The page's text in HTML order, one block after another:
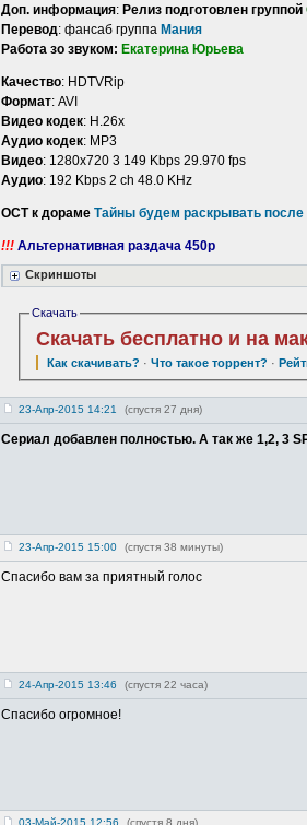
Доп. информация: Релиз подготовлен группой
Перевод: фансаб группа Мания
Работа зо звуком: Екатерина Юрьева
Качество: HDTVRip
Формат: AVI
Видео кодек: H.26x
Аудио кодек: MP3
Видео: 1280х720 3 149 Kbps 29.970 fps
Аудио: 192 Kbps 2 ch 48.0 KHz
ОСТ к дораме Тайны будем раскрывать после
!!! Альтернативная раздача 450p
Скриншоты
Скачать
Скачать бесплатно и на
Как скачивать? · Что такое торрент? ·
23-Апр-2015 14:21 (спустя 27 дня)
Сериал добавлен полностью. А так же 1,2, 3
23-Апр-2015 15:00 (спустя 38 минуты)
Спасибо вам за приятный голос
24-Апр-2015 13:46 (спустя 22 часа)
Спасибо огромное!
03-Май-2015 12:56 (спустя 8 дня)